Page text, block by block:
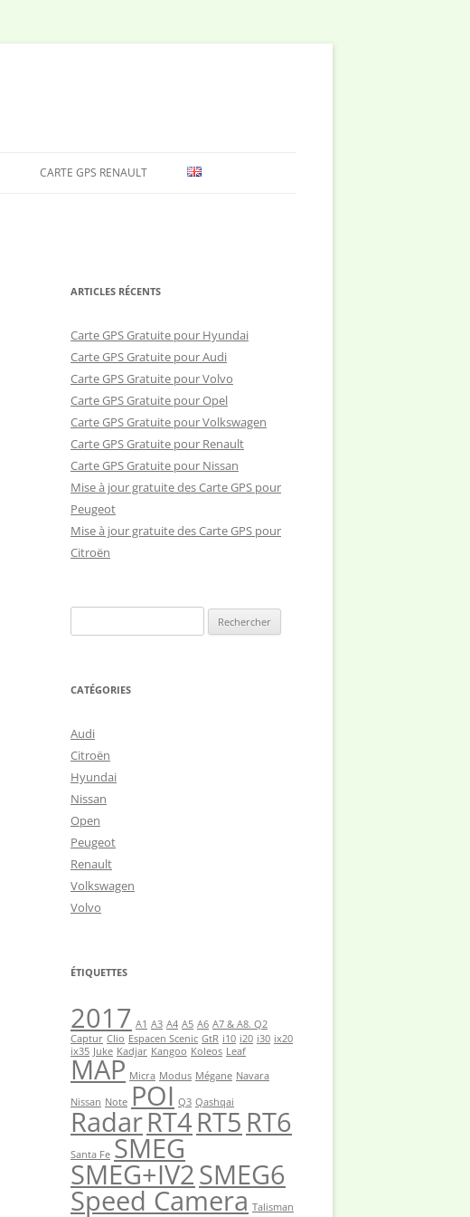
CARTE GPS RENAULT
ARTICLES RÉCENTS
Carte GPS Gratuite pour Hyundai
Carte GPS Gratuite pour Audi
Carte GPS Gratuite pour Volvo
Carte GPS Gratuite pour Opel
Carte GPS Gratuite pour Volkswagen
Carte GPS Gratuite pour Renault
Carte GPS Gratuite pour Nissan
Mise à jour gratuite des Carte GPS pour
Peugeot
Mise à jour gratuite des Carte GPS pour
Citroën
CATÉGORIES
Audi
Citroën
Hyundai
Nissan
Open
Peugeot
Renault
Volkswagen
Volvo
ÉTIQUETTES
2017 A1 A3 A4 A5 A6 A7 & A8. Q2
Captur Clio Espacen Scenic GtR i10 i20 i30 ix20
ix35 Juke Kadjar Kangoo Koleos Leaf
MAP Micra Modus Mégane Navara
Nissan Note POI Q3 Qashqai
RadarRT4RT5 RT6
Santa Fe SMEG
SMEG+IV2SMEG6
Speed Camera Talisman